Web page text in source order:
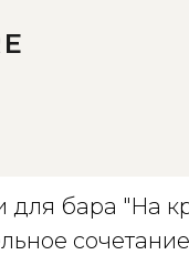
для бара "На